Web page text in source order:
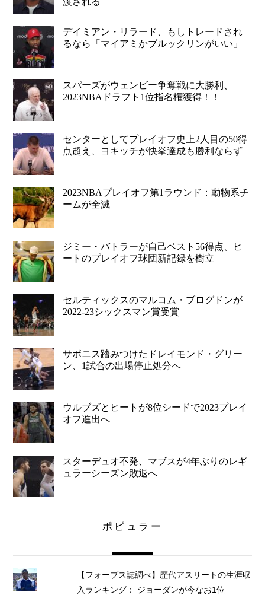
デイミアン・リラード、もしトレードされ
るなら「マイアミかブルックリンがいい」
スパーズがウェンビー争奪戦に大勝利、
2023NBAドラフト1位指名権獲得！！
センターとしてプレイオフ史上2人目の50得
点超え、ヨキッチが快挙達成も勝利ならず
2023NBAプレイオフ第1ラウンド：動物系チ
ームが全滅
ジミー・バトラーが自己ベスト56得点、ヒ
ートのプレイオフ球団新記録を樹立
セルティックスのマルコム・ブログドンが
2022-23シックスマン賞受賞
サボニス踏みつけたドレイモンド・グリー
ン、1試合の出場停止処分へ
ウルブズとヒートが8位シードで2023プレイ
オフ進出へ
スターデュオ不発、マブスが4年ぶりのレギ
ュラーシーズン敗退へ
ポピュラー
【フォーブス誌調べ】歴代アスリートの生涯収
入ランキング： ジョーダンが今なお1位